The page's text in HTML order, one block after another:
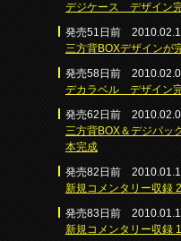
デジケース デザイン
発売51日前
三方背BOXデザインが
発売58日前
デカラベル デザイン完
発売62日前
三方背BOX＆デジパッ
本完成
発売82日前
新規コメンタリー収録
発売83日前
新規コメンタリー収録